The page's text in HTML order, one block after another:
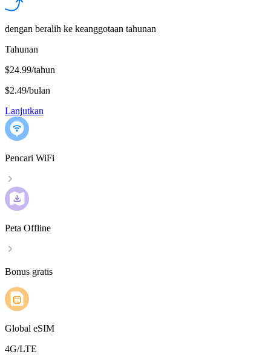
dengan beralih ke keanggotaan tahunan
Tahunan
$24.99/tahun
$2.49/bulan
Lanjutkan
Pencari WiFi
Peta Offline
Bonus gratis
Global eSIM
4G/LTE